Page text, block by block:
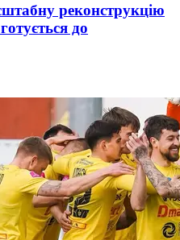
реконструкцію
до